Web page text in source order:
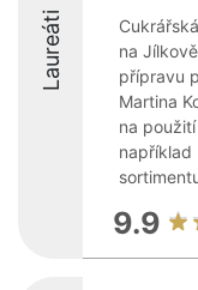
Laureáti
na
přípravu
Martina
na
například
9.9